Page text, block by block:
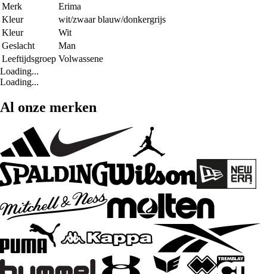
Merk
Erima
Kleur
wit/zwaar blauw/donkergrijs
Kleur
Wit
Geslacht
Man
Leeftijdsgroep Volwassene
Loading...
Loading...
Al onze merken